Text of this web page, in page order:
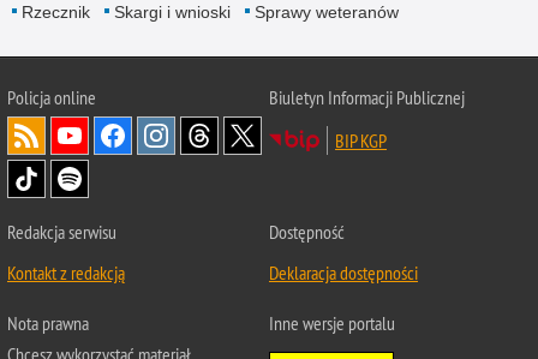
Rzecznik Skargi i wnioski Sprawy weteranów
Policjaonline
Biuletyn Informacji Publicznej
BIP KGP
Redakcja serwisu
Kontakt z redakcją
Dostępność
Deklaracja dostępności
Nota prawna
Inne wersje portalu